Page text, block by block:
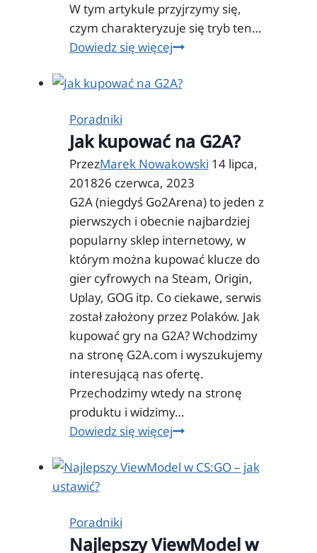
W tym artykule przyjrzymy się,
czym charakteryzuje się tryb ten…
Dowiedz się więcejWiedźmin
Nowa
–
czy
warto
zaczynać
grę
drugi
raz?
Poradniki
Jak kupować na G2A?
PrzezMarek Nowakowski 14 lipca,
201826 czerwca, 2023
G2A (niegdyś Go2Arena) to jeden z
pierwszych i obecnie najbardziej
popularny sklep internetowy, w
którym można kupować klucze do
gier cyfrowych na Steam, Origin,
Uplay, GOG itp. Co ciekawe, serwis
został założony przez Polaków. Jak
kupować gry na G2A? Wchodzimy
na stronę G2A.com i wyszukujemy
interesującą nas ofertę.
Przechodzimy wtedy na stronę
produktu i widzimy…
Dowiedz się więcejJak
na
Poradniki
Najlepszy ViewModel w